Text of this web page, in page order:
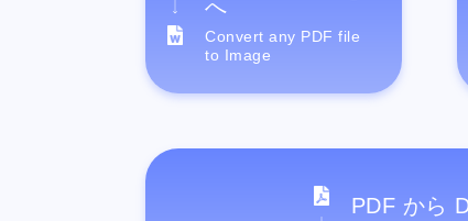
へ
Convert any PDF file
to Image
PDF から